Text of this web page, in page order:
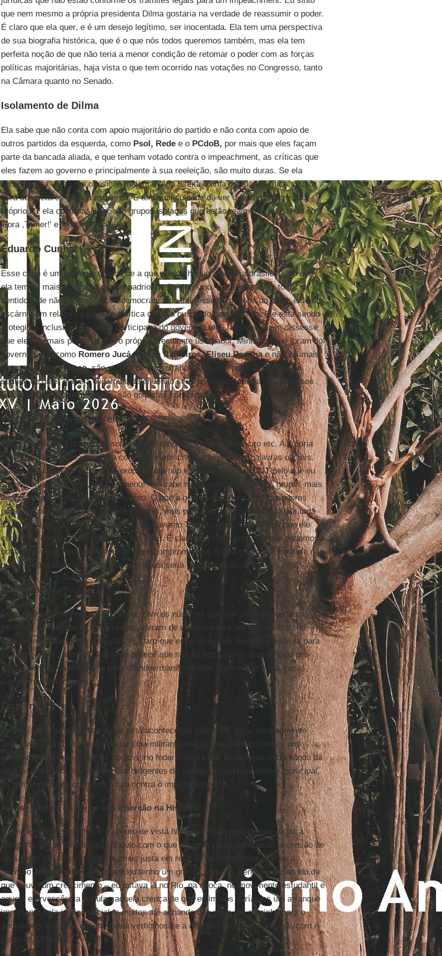
que nem mesmo a própria presidenta Dilma gostaria na verdade de reassumir o poder.
É claro que ela quer, e é um desejo legítimo, ser inocentada. Ela tem uma perspectiva
de sua biografia histórica, que é o que nós todos queremos também, mas ela tem
perfeita noção de que não teria a menor condição de retomar o poder com as forças
políticas majoritárias, haja vista o que tem ocorrido nas votações no Congresso, tanto
na Câmara quanto no Senado.
Isolamento de Dilma
Ela sabe que não conta com apoio majoritário do partido e não conta com apoio de
outros partidos da esquerda, como Psol, Redee o PCdoB, por mais que eles façam
parte da bancada aliada, e que tenham votado contra o impeachment, as críticas que
eles fazem ao governo e principalmente à sua reeleição, são muito duras. Se ela
voltasse, ela teria uma oposição majoritária da direita e uma oposição crítica, muito
dura dos setores mais à esquerda. E tenho dificuldade de ver que com setores do
próprioPTela contaria. Hoje, são grupos isolados que estão realmente insistindo no
'Fora ,Temer!' e 'Volta, Dilma!'.
Eduardo Cunha
Esse caso é um exemplo trágico de a que ponto chegou a política brasileira, no que
ela tem de mais arraigado de compadrio, de fisiologismo, de falsidade em todos os
sentidos, de não representação democrática do interesse da maioria do povo, e de um
escárnio em relação à ideia de política como a busca do bem comum. Ele está sendo
protegido, inclusive, por quem participava do governoLula.Já houve quem dissesse
que ele tem mais poder do que o próprio presidente usurpador. Ministros que foram do
governoLula,como Romero Jucá, RenanCalheiros,Eliseu Padilhae não sei mais
quem,Moreira Franco,são a corja de conspiradores. É uma posição política no
sentido de dizer que é a oligarquia defendendo seus privilégios contra os interesses
do povo. Não são democratas, são golpistas conspiradores.
Plebiscito para novas eleições
Está uma geleia a discussão sobre novas eleições, chamar plebiscito etc. A própria
presidentaDilma
é favorável a convocar plebiscito, segundo suas palavras oficiais,
mas a cúpula doPTé contra, o próprio Lulanão endossa a tese, aCUTpelo que eu
sei não endossa a tese, então, a gente não sabe nem o que realmente os grupos mais
importantes da política estão propondo. O que a gente sabe, porque os bastidores
para nós, pobres mortais, são insondáveis, mas pelo que podemos saber, a ala toda
da atual situação quer a manutenção do governoTemer,
ainda mais depois que ele
confirmou que não será candidato em 2018. É claro que sobre isso nós não podemos
botar uma cruz, mas politicamente é um compromisso e ficaria muito mal para ele não
cumprir. Ele perderia muitos apoios e a luta seria de foice no escuro.
Economia
Essa aparente melhora da economia, com os números que têm sido divulgados,
inclusive daPetrobras,por exemplo, deram de certa maneira um relaxamento no
ódio, no mau humor geral do país. É claro que esse desvio de atenção e energia para
as Olimpíadas contribuiu, mas me parece que não há entusiasmo nem do lado pró-
Dilma, nem do contra-Dilma para grandes manifestações, para voltar à rua, para
campanhas estridentes.
Crise no PT
Eu vejo com muita tristeza o que está acontecendo com o
Eu vi recentemente
uma carta aberta, um desabafo de uma militante antiga, que exerceu cargos nos
governos municipais doPT e no governo federal com
justamente reclamando da
falta de empenho, não apenas dos dirigentes do partido de nível nacional e municipal,
da militância, para continuar a luta contra o impeachment.
A crise política de hoje e sua inserção na História
É um período tristíssimo, e do ponto de vista histórico, é um período que dá para
comparar em termos de um pêndulo com o que veio em consequência da ascensão de
uma política mais democrática, mais justa em relação ao trabalhador, que foi o
governoJoão Goulart
, por quem eu tenho um grande respeito, pêndulo no sentido de
que houve um crescimento – eu estava lá no Rio, na época, no movimento estudantil e
aquela efervescência popular, aquela crença de que enfim nós daríamos um arranque
importante pela justiça social, e muitos até achando que seria um caminho para o
socialismo, e depois aquela queda vertiginosa e a ditadura civil-militar iniciada com o
golpe de 1964.